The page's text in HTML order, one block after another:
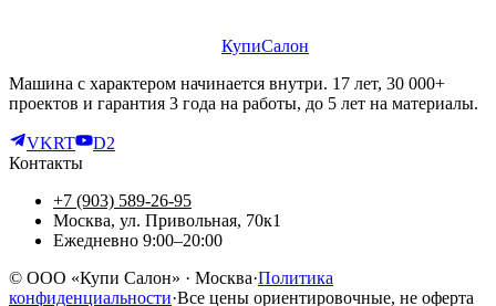
КупиСалон
Машина с характером начинается внутри. 17 лет, 30 000+
проектов и гарантия 3 года на работы, до 5 лет на материалы.
VKRT
D2
Контакты
+7 (903) 589-26-95
Москва, ул. Привольная, 70к1
Ежедневно 9:00–20:00
© ООО «Купи Салон» · Москва·Политика
конфиденциальности·Все цены ориентировочные, не оферта